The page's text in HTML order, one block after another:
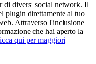
di diversi social network. Il
plugin direttamente al tuo
Attraverso l'inclusione
che hai aperto la
qui per maggiori